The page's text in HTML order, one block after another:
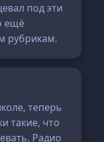
под эти
ещё
рубрикам.
теперь
такие, что
Радио